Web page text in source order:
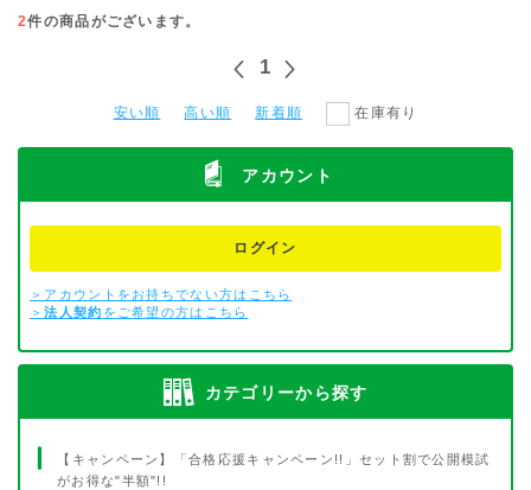
2件の商品がございます。
1
安い順 高い順 新着順 在庫有り
アカウント
ログイン
＞アカウントをお持ちでない方はこちら
＞法人契約 をご希望の方はこちら
カテゴリーから探す
【キャンペーン】「合格応援キャンペーン!!」セット割で公開模試
がお得な"半額"!!